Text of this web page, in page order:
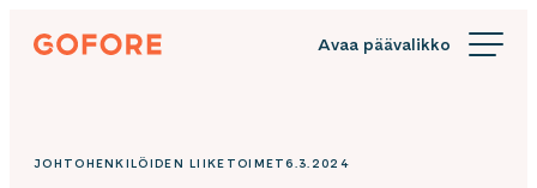
Siirry
suoraan
Gofore
knowledge
JOHTOHENKILÖIDEN LIIKETOIMET6.3.2024